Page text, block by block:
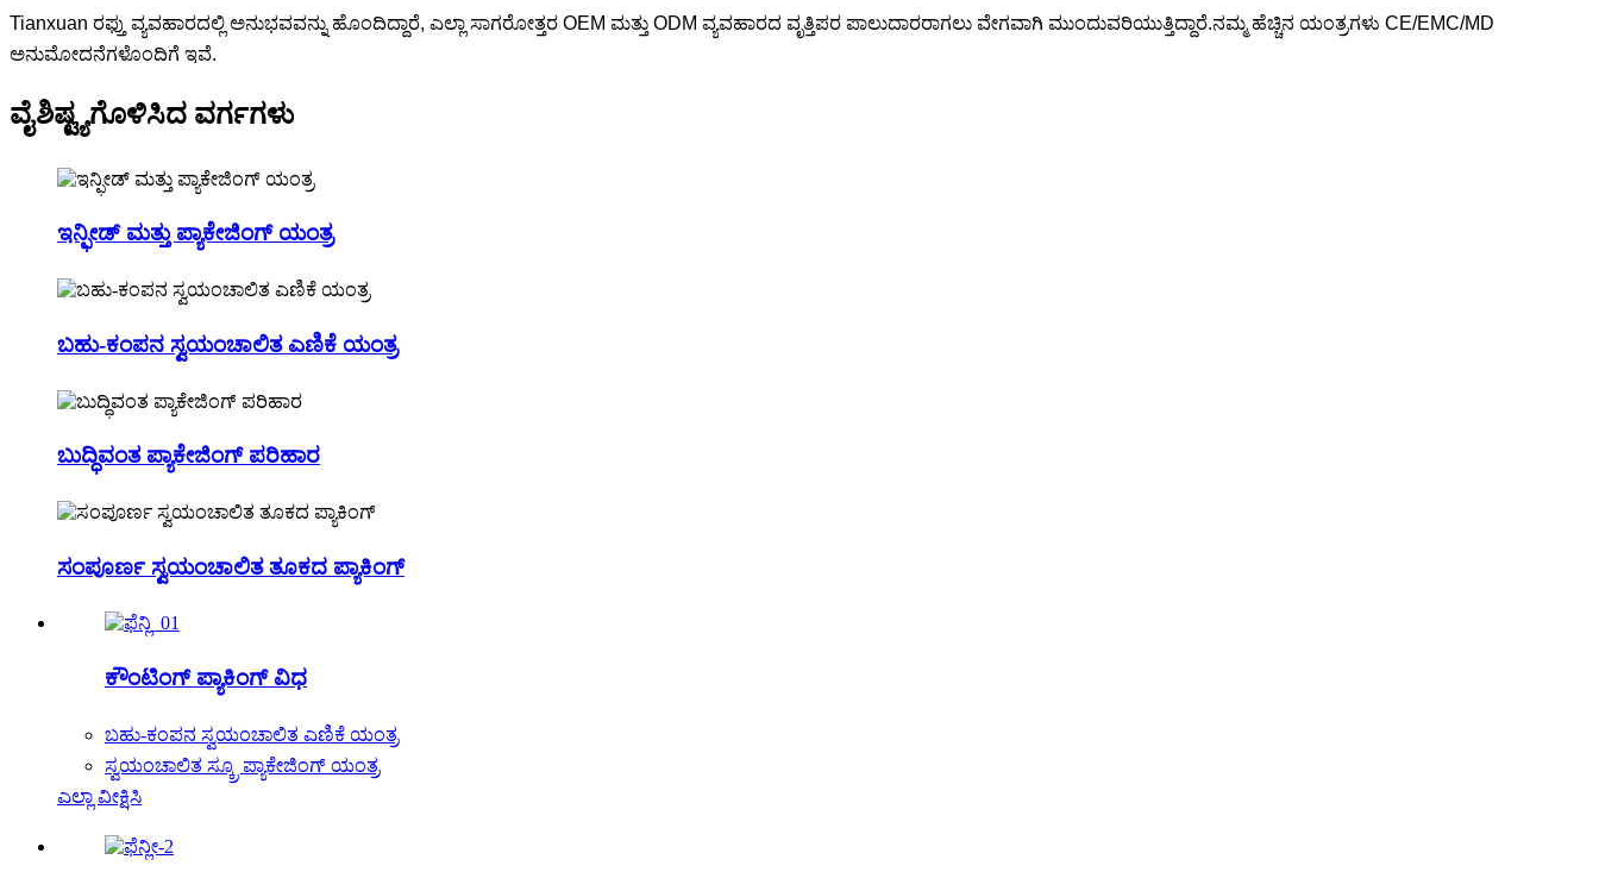
Tianxuan ರಫ್ತು ವ್ಯವಹಾರದಲ್ಲಿ ಅನುಭವವನ್ನು ಹೊಂದಿದ್ದಾರೆ, ಎಲ್ಲಾ ಸಾಗರೋತ್ತರ OEM ಮತ್ತು ODM ವ್ಯವಹಾರದ ವೃತ್ತಿಪರ ಪಾಲುದಾರರಾಗಲು ವೇಗವಾಗಿ ಮುಂದುವರಿಯುತ್ತಿದ್ದಾರೆ.ನಮ್ಮ ಹೆಚ್ಚಿನ ಯಂತ್ರಗಳು CE/EMC/MD
ಅನುಮೋದನೆಗಳೊಂದಿಗೆ ಇವೆ.
ವೈಶಿಷ್ಟ್ಯಗೊಳಿಸಿದ ವರ್ಗಗಳು
ಇನ್ಫೀಡ್ ಮತ್ತು ಪ್ಯಾಕೇಜಿಂಗ್ ಯಂತ್ರ
ಬಹು-ಕಂಪನ ಸ್ವಯಂಚಾಲಿತ ಎಣಿಕೆ ಯಂತ್ರ
ಬುದ್ಧಿವಂತ ಪ್ಯಾಕೇಜಿಂಗ್ ಪರಿಹಾರ
ಸಂಪೂರ್ಣ ಸ್ವಯಂಚಾಲಿತ ತೂಕದ ಪ್ಯಾಕಿಂಗ್
ಕೌಂಟಿಂಗ್ ಪ್ಯಾಕಿಂಗ್ ವಿಧ
ಬಹು-ಕಂಪನ ಸ್ವಯಂಚಾಲಿತ ಎಣಿಕೆ ಯಂತ್ರ
ಸ್ವಯಂಚಾಲಿತ ಸ್ಕ್ರೂ ಪ್ಯಾಕೇಜಿಂಗ್ ಯಂತ್ರ
ಎಲ್ಲಾ ವೀಕ್ಷಿಸಿ